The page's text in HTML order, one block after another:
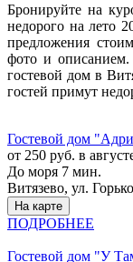
Бронируйте на
недорого на лето
предложения
фото и
гостевой дом в
гостей примут
Гостевой дом
от 250 руб. в
До моря 7 мин.
Витязево, ул.
На карте
ПОДРОБНЕЕ
Гостевой дом "У